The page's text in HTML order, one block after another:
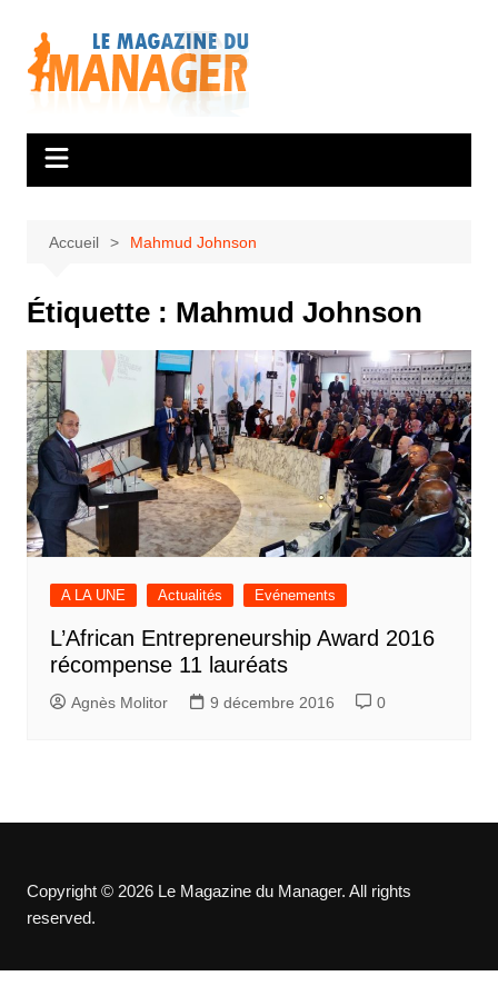
contenu
Accueil Mahmud Johnson
Étiquette : Mahmud Johnson
A LA UNE Actualités Evénements
L’African Entrepreneurship Award 2016
récompense 11 lauréats
Agnès Molitor 9 décembre 2016 0
Copyright © 2026 Le Magazine du Manager. All rights
reserved.